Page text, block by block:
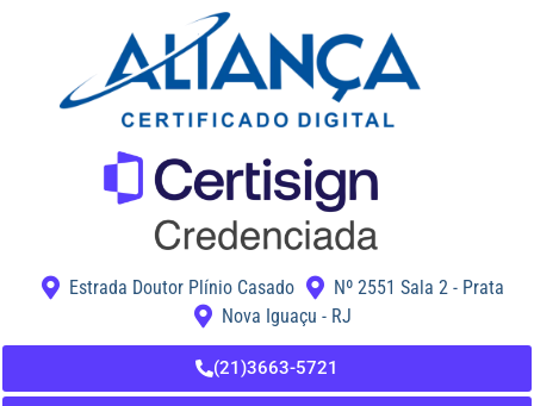
Estrada Doutor Plínio Casado
Nº 2551 Sala 2 - Prata
Nova Iguaçu - RJ
(21)3663-5721